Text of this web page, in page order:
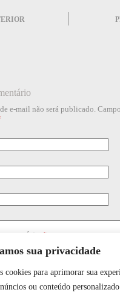
sua privacidade
cookies para aprimorar sua
ou conteúdo
e-mail não será publicado.
*
JF Tech